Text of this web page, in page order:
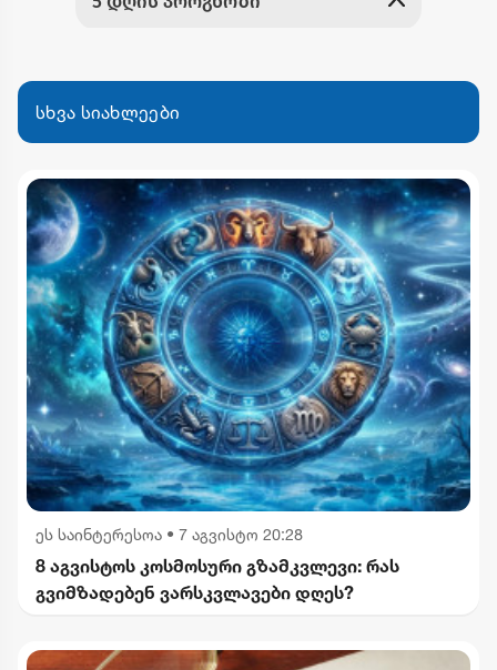
სხვა სიახლეები
ეს საინტერესოა • 7 აგვისტო 20:28
8 აგვისტოს კოსმოსური გზამკვლევი: რას
გვიმზადებენ ვარსკვლავები დღეს?